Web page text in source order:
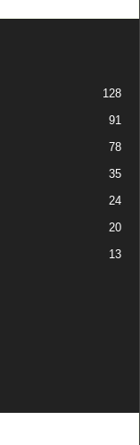
128
91
78
35
24
20
13